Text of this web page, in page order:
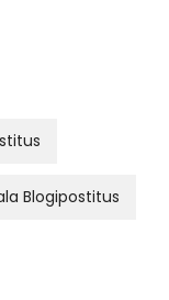
Blogipostitus